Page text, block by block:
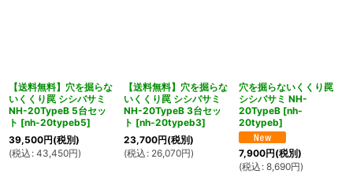
【送料無料】穴を掘らな
いくくり罠 シシバサミ
NH-20TypeB 5台セッ
ト [nh-20typeb5]
39,500円(税別)
(税込 : 43,450円)
【送料無料】穴を掘らな
いくくり罠 シシバサミ
NH-20TypeB 3台セッ
ト [nh-20typeb3]
23,700円(税別)
(税込 : 26,070円)
穴を掘らないくくり罠
シシバサミ NH-
20TypeB [nh-
20typeb]
7,900円(税別)
(税込 : 8,690円)